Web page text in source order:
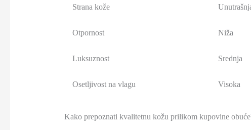
Strana kože
Otpornost Niža
Luksuznost Srednja
Osetljivost na vlagu Visoka
Kako prepoznati kvalitetnu kožu prilikom kupovine